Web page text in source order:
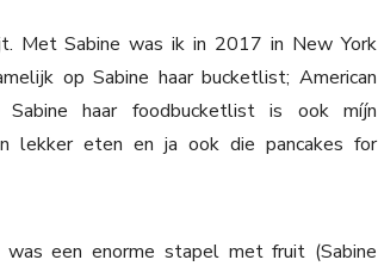
Met Sabine was ik in 2017 in New York
op Sabine haar bucketlist; American
haar foodbucketlist is ook míjn
lekker eten en ja ook die pancakes for
een enorme stapel met fruit (Sabine